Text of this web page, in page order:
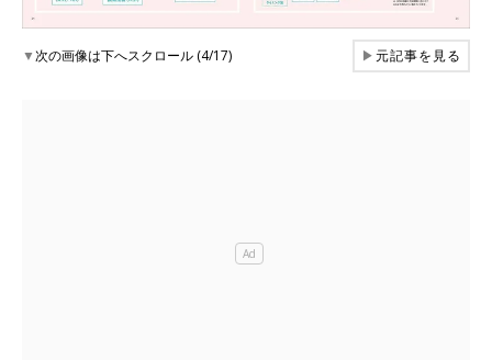
▼次の画像は下へスクロール (4/17) ▶元記事を見る